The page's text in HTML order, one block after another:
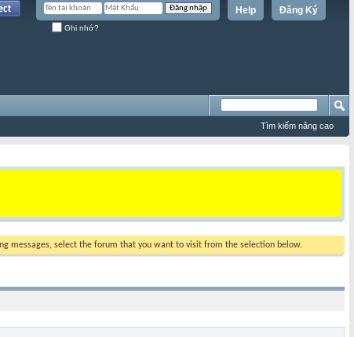
Đăng Ký
Help
Ghi nhớ?
Tìm kiếm nâng cao
messages, select the forum that you want to visit from the selection below.